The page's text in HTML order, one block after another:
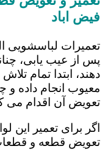
فیض اباد
تعمیرات لباسشویی
پس از عیب یابی،
دهند، ابتدا تمام
معیوب انجام داده و
تعویض آن اقدام می
اگر برای تعمیر این
تعویض قطعه و